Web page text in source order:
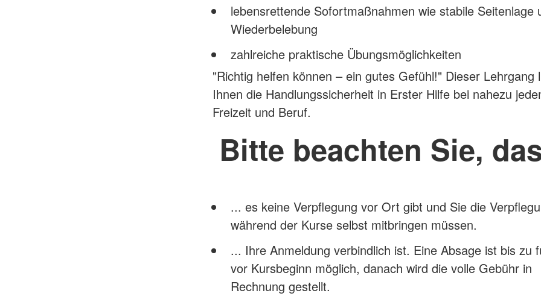
lebensrettende Sofortmaßnahmen wie stabile Seitenlage
Wiederbelebung
zahlreiche praktische Übungsmöglichkeiten
"Richtig helfen können – ein gutes Gefühl!" Dieser Lehrgang
Ihnen die Handlungssicherheit in Erster Hilfe bei nahezu
Freizeit und Beruf.
Bitte beachten Sie,
... es keine Verpflegung vor Ort gibt und Sie die
während der Kurse selbst mitbringen müssen.
... Ihre Anmeldung verbindlich ist. Eine Absage ist bis zu
vor Kursbeginn möglich, danach wird die volle Gebühr in
Rechnung gestellt.